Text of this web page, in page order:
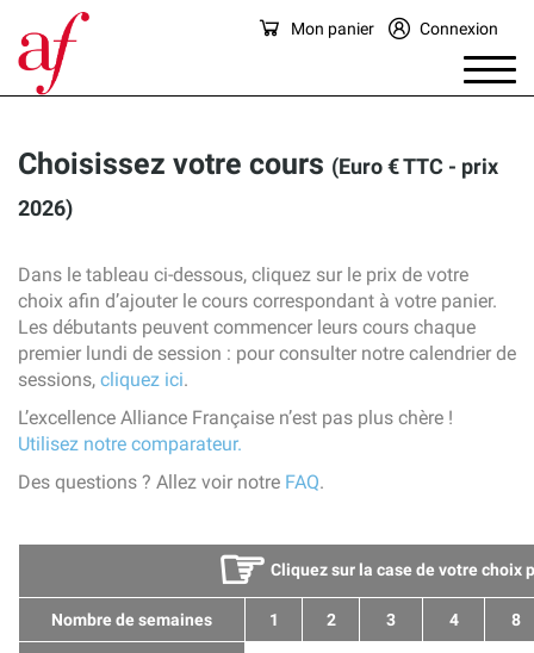
Mon panier Connexion
Choisissez votre cours (Euro € TTC - prix
2026)
Dans le tableau ci-dessous, cliquez sur le prix de votre
choix afin d’ajouter le cours correspondant à votre panier.
Les débutants peuvent commencer leurs cours chaque
premier lundi de session : pour consulter notre calendrier de
sessions, cliquez ici.
L’excellence Alliance Française n’est pas plus chère !
Utilisez notre comparateur.
Des questions ? Allez voir notre FAQ.
☞ Cliquez sur la case de votre
Nombre de semaines 1 2 3 4 8